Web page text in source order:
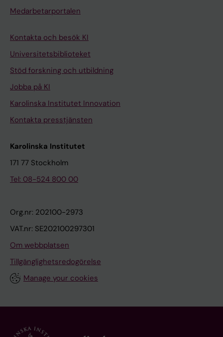
Medarbetarportalen
Kontakta och besök KI
Universitetsbiblioteket
Stöd forskning och utbildning
Jobba på KI
Karolinska Institutet Innovation
Kontakta presstjänsten
Karolinska Institutet
171 77 Stockholm
Tel: 08-524 800 00
Org.nr: 202100-2973
VAT.nr: SE202100297301
Om webbplatsen
Tillgänglighetsredogörelse
Manage your cookies